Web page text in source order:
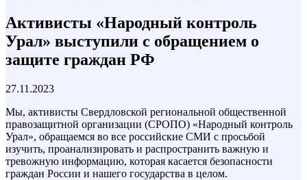
Активисты «Народный контроль
Урал» выступили с обращением о
защите граждан РФ
27.11.2023
Мы, активисты Свердловской региональной общественной
правозащитной организации (СРОПО) «Народный контроль
Урал», обращаемся во все российские СМИ с просьбой
изучить, проанализировать и распространить важную и
тревожную информацию, которая касается безопасности
граждан России и нашего государства в целом.